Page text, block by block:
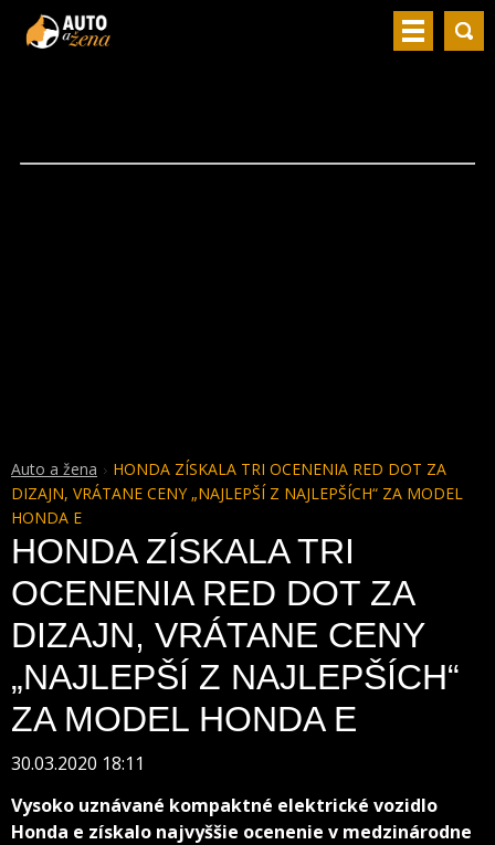
Auto a žena
HONDA ZÍSKALA TRI OCENENIA RED DOT ZA
DIZAJN, VRÁTANE CENY „NAJLEPŠÍ Z NAJLEPŠÍCH“ ZA MODEL
HONDA E
HONDA ZÍSKALA TRI
OCENENIA RED DOT ZA
DIZAJN, VRÁTANE CENY
„NAJLEPŠÍ Z NAJLEPŠÍCH“
ZA MODEL HONDA E
30.03.2020 18:11
Vysoko uznávané kompaktné elektrické vozidlo
Honda e získalo najvyššie ocenenie v medzinárodne